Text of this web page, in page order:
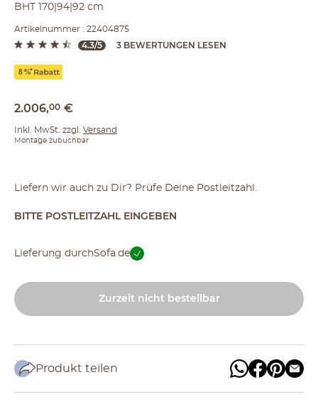
BHT 170|94|92 cm
Artikelnummer : 22404875
4.3/5
3 BEWERTUNGEN LESEN
2.006,00 €
Inkl. MwSt. zzgl. Versand
Montage zubuchbar
Liefern wir auch zu Dir? Prüfe Deine Postleitzahl.
BITTE POSTLEITZAHL EINGEBEN
Lieferung durchSofa.de
Zurzeit nicht bestellbar
Produkt teilen